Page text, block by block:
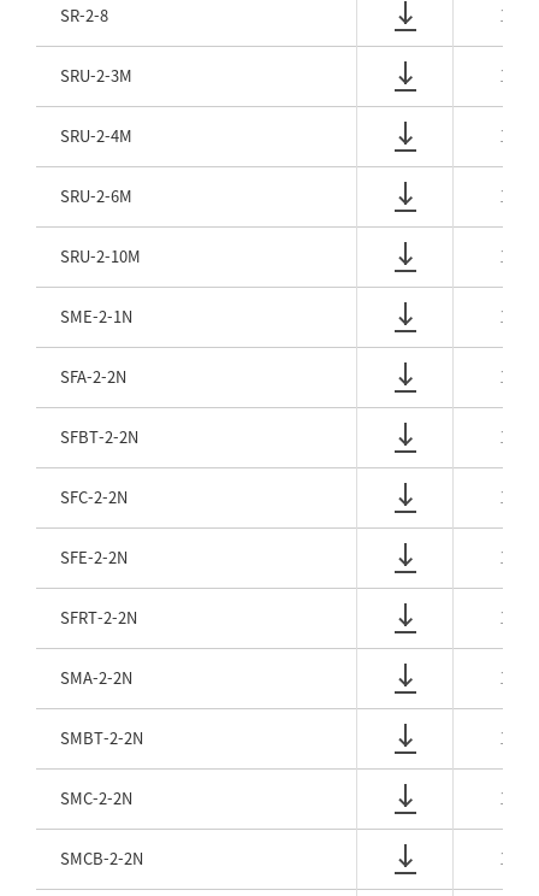
SR-2-8 1/8
SRU-2-3M 1/8
SRU-2-4M 1/8
SRU-2-6M 1/8
SRU-2-10M 1/8
SME-2-1N 1/8
SFA-2-2N 1/8
SFBT-2-2N 1/8
SFC-2-2N 1/8
SFE-2-2N 1/8
SFRT-2-2N 1/8
SMA-2-2N 1/8
SMBT-2-2N 1/8
SMC-2-2N 1/8
SMCB-2-2N 1/8